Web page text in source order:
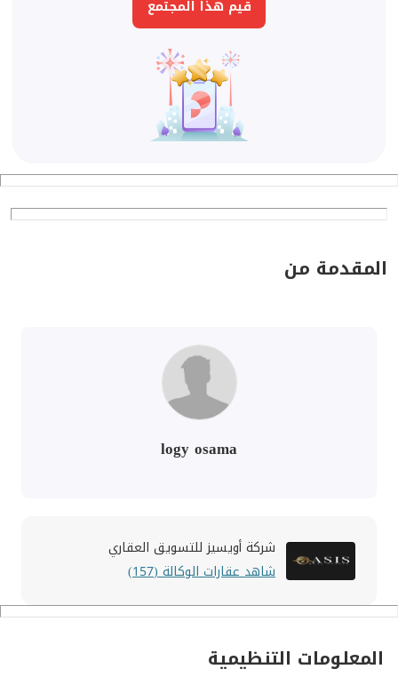
قيم هذا المجتمع
المقدمة من
logy osama
شركة أويسيز للتسويق العقاري
شاهد عقارات الوكالة (157)
المعلومات التنظيمية